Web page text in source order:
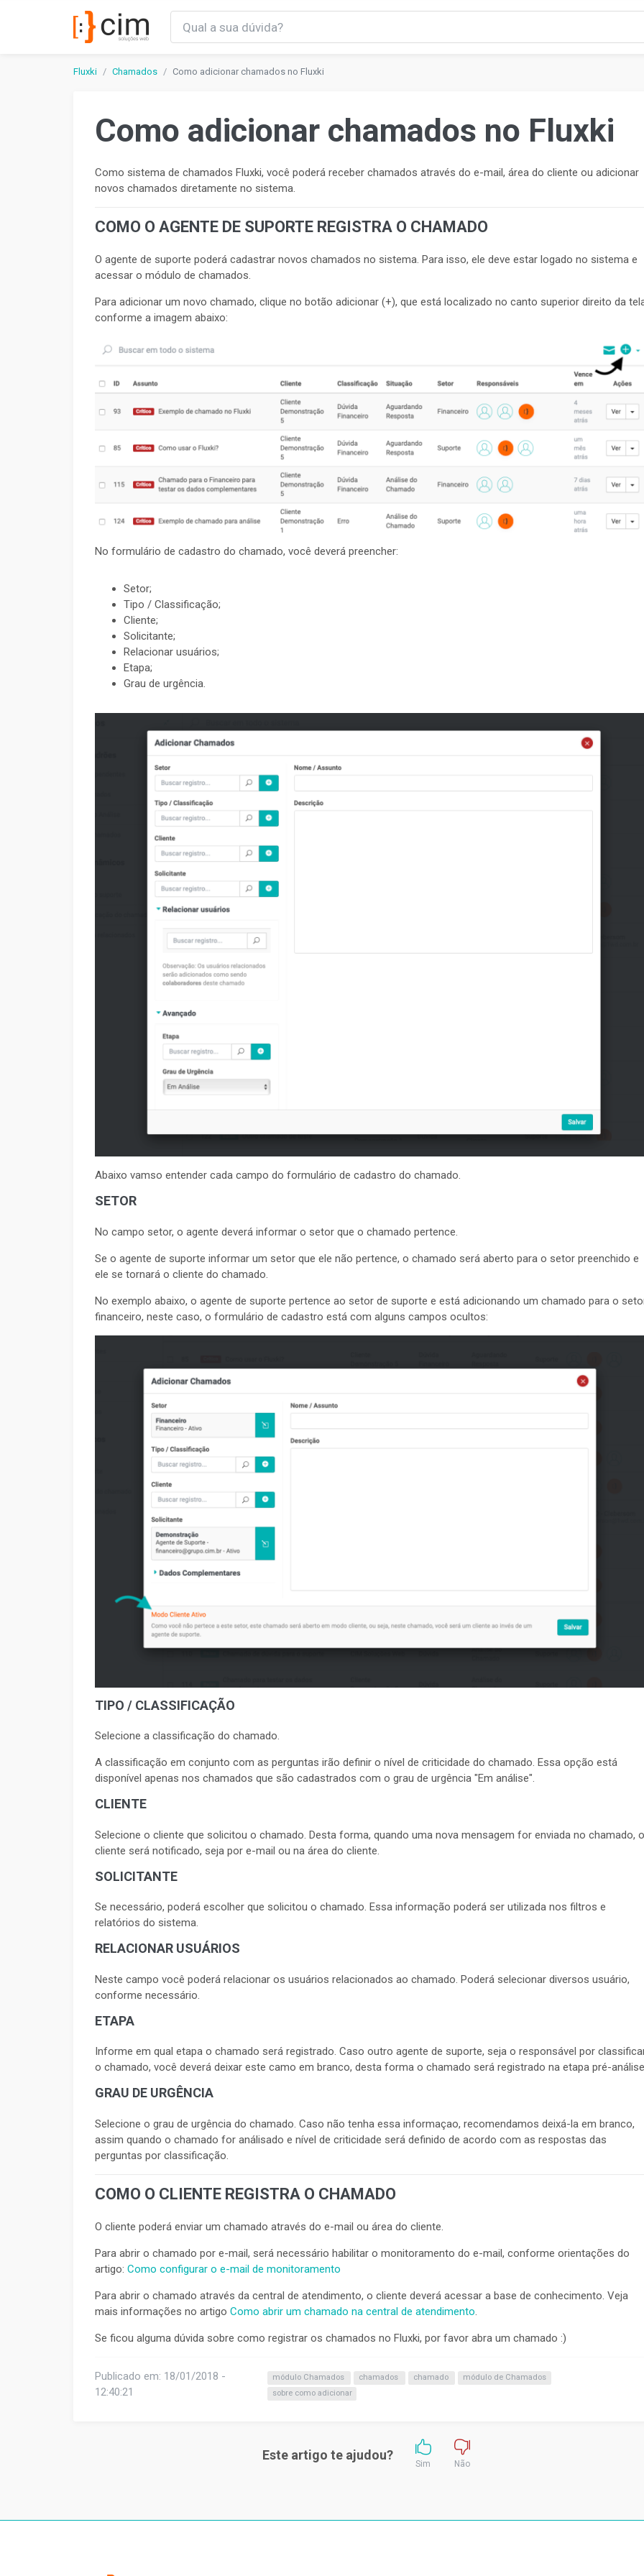
Fluxki Chamados Como adicionar chamados no Fluxki
Como adicionar chamados no Fluxki
Como sistema de chamados Fluxki, você poderá receber chamados através do e-mail, área do cliente ou adicionar
novos chamados diretamente no sistema.
COMO O AGENTE DE SUPORTE REGISTRA O CHAMADO
O agente de suporte poderá cadastrar novos chamados no sistema. Para isso, ele deve estar logado no sistema e
acessar o módulo de chamados.
Para adicionar um novo chamado, clique no botão adicionar (+), que está localizado no canto superior direito da
conforme a imagem abaixo:
No formulário de cadastro do chamado, você deverá preencher:
Setor;
Tipo / Classificação;
Cliente;
Solicitante;
Relacionar usuários;
Etapa;
Grau de urgência.
Abaixo vamso entender cada campo do formulário de cadastro do chamado.
SETOR
No campo setor, o agente deverá informar o setor que o chamado pertence.
Se o agente de suporte informar um setor que ele não pertence, o chamado será aberto para o setor preenchido e
ele se tornará o cliente do chamado.
No exemplo abaixo, o agente de suporte pertence ao setor de suporte e está adicionando um chamado para o
financeiro, neste caso, o formulário de cadastro está com alguns campos ocultos:
TIPO / CLASSIFICAÇÃO
Selecione a classificação do chamado.
A classificação em conjunto com as perguntas irão definir o nível de criticidade do chamado. Essa opção está
disponível apenas nos chamados que são cadastrados com o grau de urgência "Em análise".
CLIENTE
Selecione o cliente que solicitou o chamado. Desta forma, quando uma nova mensagem for enviada no chamado, o
cliente será notificado, seja por e-mail ou na área do cliente.
SOLICITANTE
Se necessário, poderá escolher que solicitou o chamado. Essa informação poderá ser utilizada nos filtros e
relatórios do sistema.
RELACIONAR USUÁRIOS
Neste campo você poderá relacionar os usuários relacionados ao chamado. Poderá selecionar diversos usuário,
conforme necessário.
ETAPA
Informe em qual etapa o chamado será registrado. Caso outro agente de suporte, seja o responsável por
o chamado, você deverá deixar este camo em branco, desta forma o chamado será registrado na etapa pré-
GRAU DE URGÊNCIA
Selecione o grau de urgência do chamado. Caso não tenha essa informaçao, recomendamos deixá-la em branco,
assim quando o chamado for análisado e nível de criticidade será definido de acordo com as respostas das
perguntas por classificação.
COMO O CLIENTE REGISTRA O CHAMADO
O cliente poderá enviar um chamado através do e-mail ou área do cliente.
Para abrir o chamado por e-mail, será necessário habilitar o monitoramento do e-mail, conforme orientações do
artigo: Como configurar o e-mail de monitoramento
Para abrir o chamado através da central de atendimento, o cliente deverá acessar a base de conhecimento. Veja
mais informações no artigo Como abrir um chamado na central de atendimento.
Se ficou alguma dúvida sobre como registrar os chamados no Fluxki, por favor abra um chamado :)
Publicado em: 18/01/2018 -
12:40:21
módulo Chamados chamados chamado
módulo de Chamados
sobre como adicionar
Este artigo te ajudou?
Sim Não